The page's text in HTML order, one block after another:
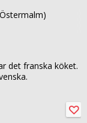
det franska köket.